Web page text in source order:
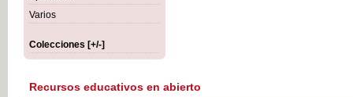
Varios
Colecciones [+/-]
Recursos educativos en abierto